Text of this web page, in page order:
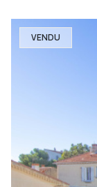
VENDU